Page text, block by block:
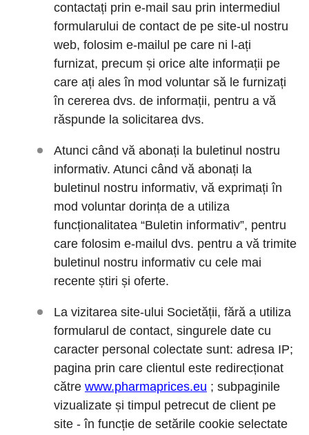
contactați prin e-mail sau prin intermediul
formularului de contact de pe site-ul nostru
web, folosim e-mailul pe care ni l-ați
furnizat, precum și orice alte informații pe
care ați ales în mod voluntar să le furnizați
în cererea dvs. de informații, pentru a vă
răspunde la solicitarea dvs.
Atunci când vă abonați la buletinul nostru
informativ. Atunci când vă abonați la
buletinul nostru informativ, vă exprimați în
mod voluntar dorința de a utiliza
funcționalitatea “Buletin informativ”, pentru
care folosim e-mailul dvs. pentru a vă trimite
buletinul nostru informativ cu cele mai
recente știri și oferte.
La vizitarea site-ului Societății, fără a utiliza
formularul de contact, singurele date cu
caracter personal colectate sunt: adresa IP;
pagina prin care clientul este redirecționat
către www.pharmaprices.eu ; subpaginile
vizualizate și timpul petrecut de client pe
site - în funcție de setările cookie selectate